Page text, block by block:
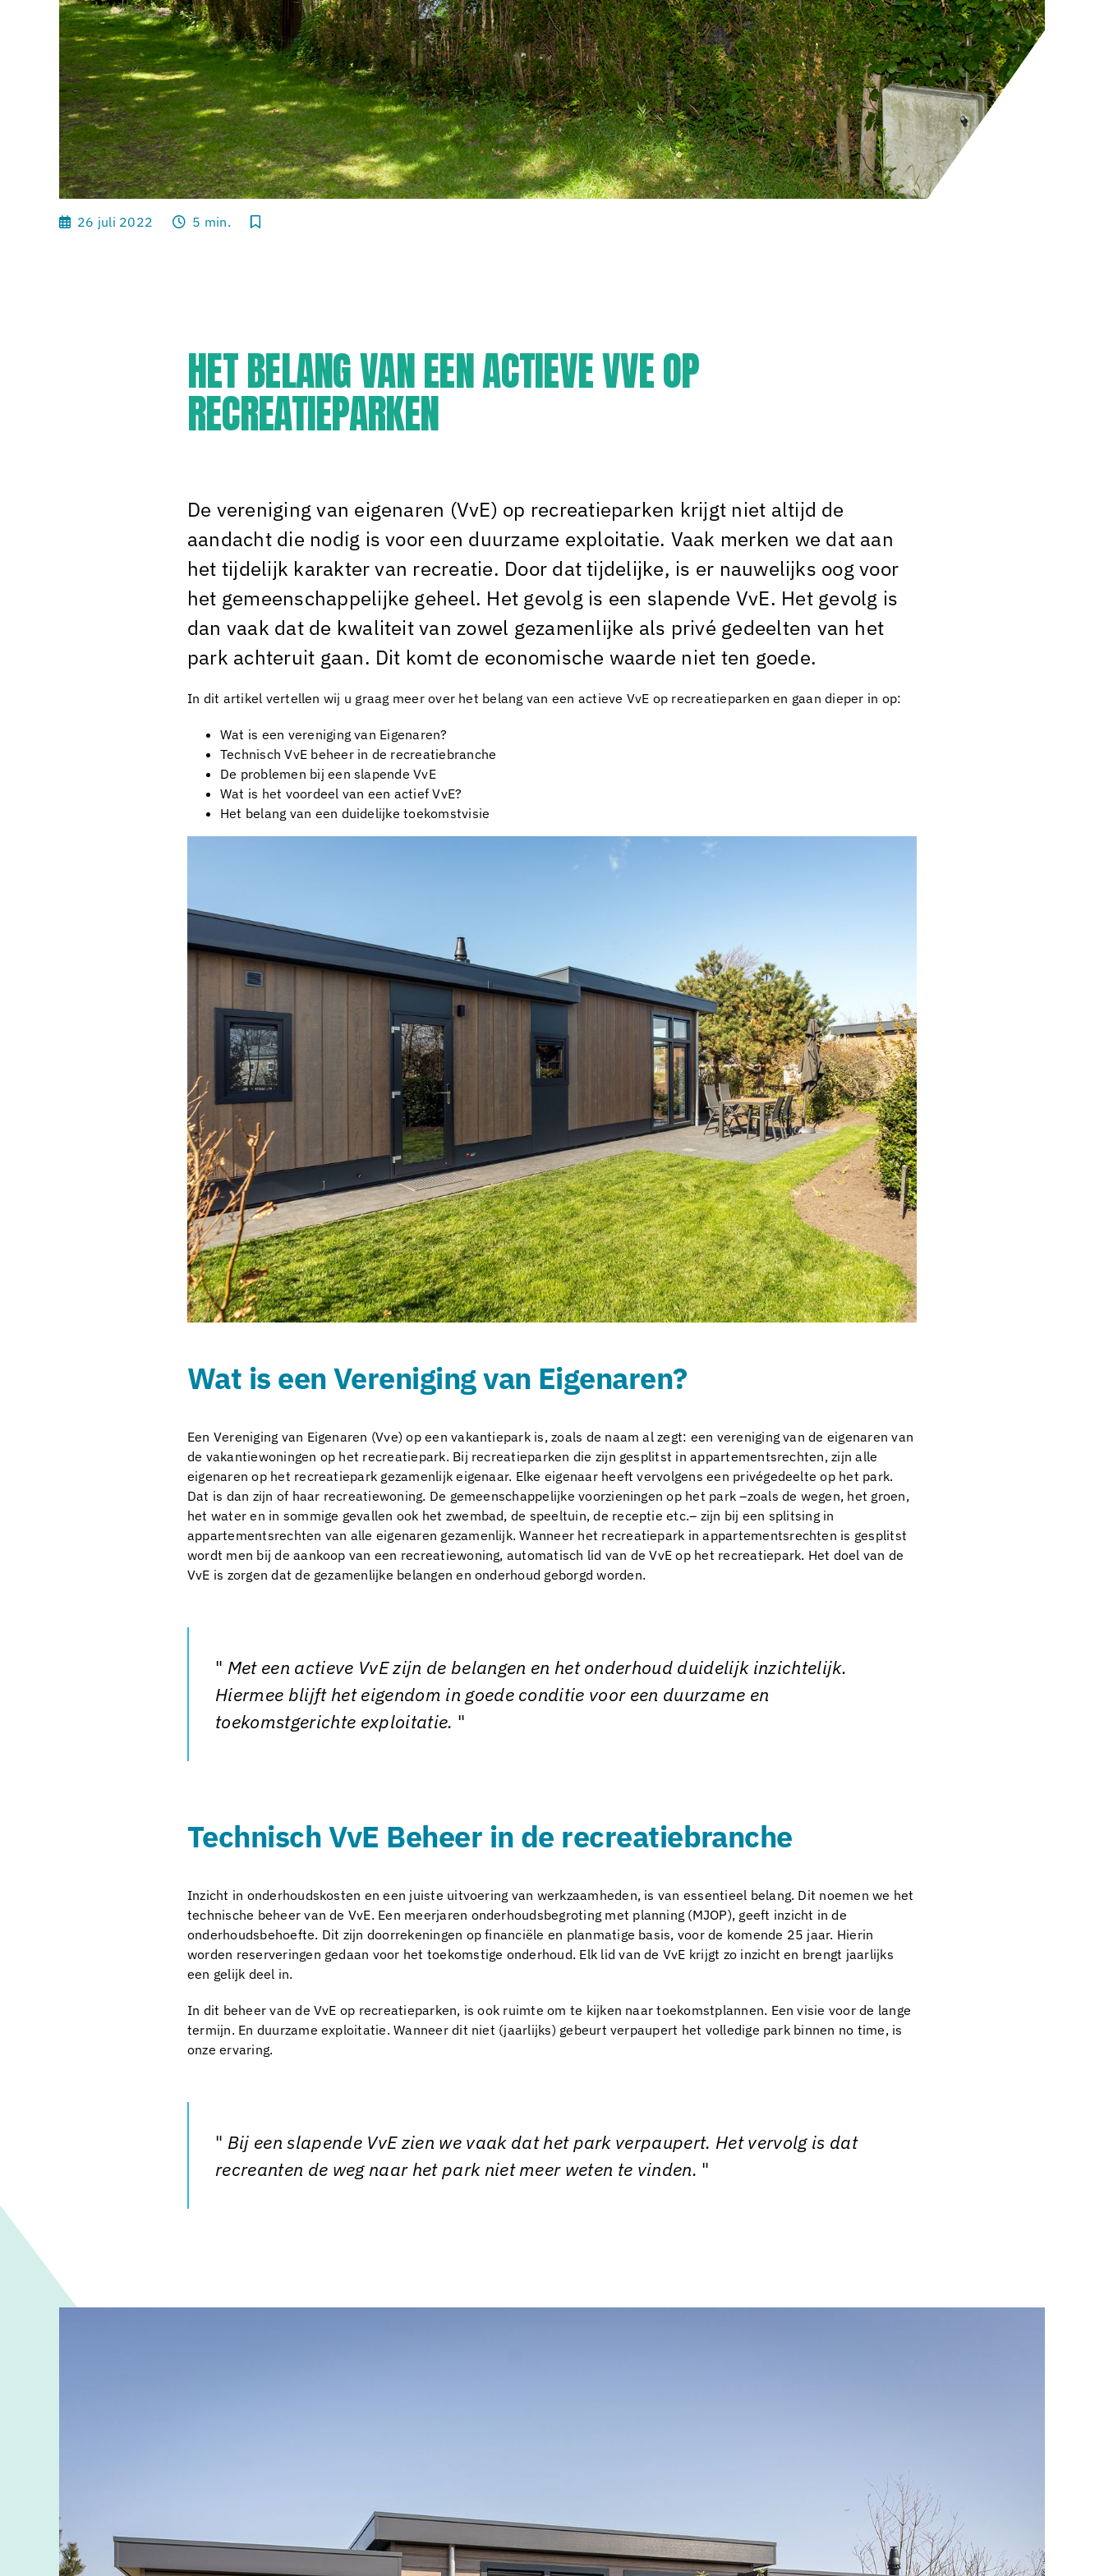
26 juli 2022 5 min.
HET BELANG VAN EEN ACTIEVE VVE OP
RECREATIEPARKEN
De vereniging van eigenaren (VvE) op recreatieparken krijgt niet altijd de
aandacht die nodig is voor een duurzame exploitatie. Vaak merken we dat aan
het tijdelijk karakter van recreatie. Door dat tijdelijke, is er nauwelijks oog voor
het gemeenschappelijke geheel. Het gevolg is een slapende VvE. Het gevolg is
dan vaak dat de kwaliteit van zowel gezamenlijke als privé gedeelten van het
park achteruit gaan. Dit komt de economische waarde niet ten goede.
In dit artikel vertellen wij u graag meer over het belang van een actieve VvE op recreatieparken en gaan dieper in op:
Wat is een vereniging van Eigenaren?
Technisch VvE beheer in de recreatiebranche
De problemen bij een slapende VvE
Wat is het voordeel van een actief VvE?
Het belang van een duidelijke toekomstvisie
Wat is een Vereniging van Eigenaren?
Een Vereniging van Eigenaren (Vve) op een vakantiepark is, zoals de naam al zegt: een vereniging van de eigenaren van
de vakantiewoningen op het recreatiepark. Bij recreatieparken die zijn gesplitst in appartementsrechten, zijn alle
eigenaren op het recreatiepark gezamenlijk eigenaar. Elke eigenaar heeft vervolgens een privégedeelte op het park.
Dat is dan zijn of haar recreatiewoning. De gemeenschappelijke voorzieningen op het park –zoals de wegen, het groen,
het water en in sommige gevallen ook het zwembad, de speeltuin, de receptie etc.– zijn bij een splitsing in
appartementsrechten van alle eigenaren gezamenlijk. Wanneer het recreatiepark in appartementsrechten is gesplitst
wordt men bij de aankoop van een recreatiewoning, automatisch lid van de VvE op het recreatiepark. Het doel van de
VvE is zorgen dat de gezamenlijke belangen en onderhoud geborgd worden.
Met een actieve VvE zijn de belangen en het onderhoud duidelijk inzichtelijk.
Hiermee blijft het eigendom in goede conditie voor een duurzame en
toekomstgerichte exploitatie.
Technisch VvE Beheer in de recreatiebranche
Inzicht in onderhoudskosten en een juiste uitvoering van werkzaamheden, is van essentieel belang. Dit noemen we het
technische beheer van de VvE. Een meerjaren onderhoudsbegroting met planning (MJOP), geeft inzicht in de
onderhoudsbehoefte. Dit zijn doorrekeningen op financiële en planmatige basis, voor de komende 25 jaar. Hierin
worden reserveringen gedaan voor het toekomstige onderhoud. Elk lid van de VvE krijgt zo inzicht en brengt jaarlijks
een gelijk deel in.
In dit beheer van de VvE op recreatieparken, is ook ruimte om te kijken naar toekomstplannen. Een visie voor de lange
termijn. En duurzame exploitatie. Wanneer dit niet (jaarlijks) gebeurt verpaupert het volledige park binnen no time, is
onze ervaring.
Bij een slapende VvE zien we vaak dat het park verpaupert. Het vervolg is dat
recreanten de weg naar het park niet meer weten te vinden.